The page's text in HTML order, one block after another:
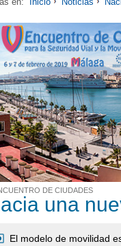
DE CIUDADES
una
El modelo de movilidad